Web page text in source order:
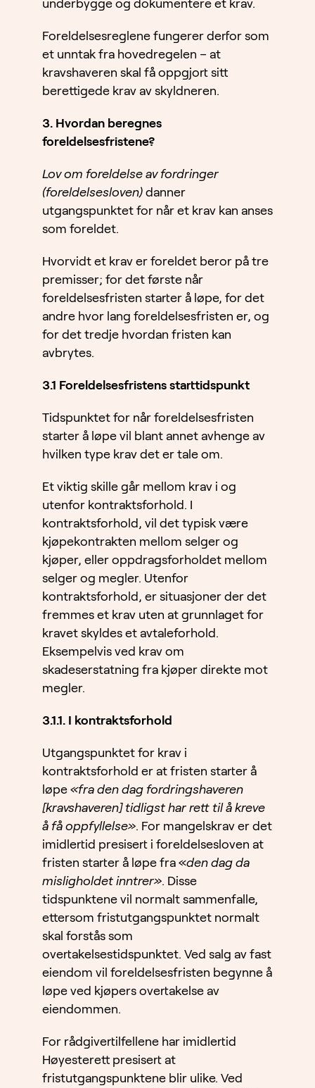
underbygge og dokumentere et krav.
Foreldelsesreglene fungerer derfor som
et unntak fra hovedregelen – at
kravshaveren skal få oppgjort sitt
berettigede krav av skyldneren.
3. Hvordan beregnes
foreldelsesfristene?
Lov om foreldelse av fordringer
(foreldelsesloven) danner
utgangspunktet for når et krav kan anses
som foreldet.
Hvorvidt et krav er foreldet beror på tre
premisser; for det første når
foreldelsesfristen starter å løpe, for det
andre hvor lang foreldelsesfristen er, og
for det tredje hvordan fristen kan
avbrytes.
3.1 Foreldelsesfristens starttidspunkt
Tidspunktet for når foreldelsesfristen
starter å løpe vil blant annet avhenge av
hvilken type krav det er tale om.
Et viktig skille går mellom krav i og
utenfor kontraktsforhold. I
kontraktsforhold, vil det typisk være
kjøpekontrakten mellom selger og
kjøper, eller oppdragsforholdet mellom
selger og megler. Utenfor
kontraktsforhold, er situasjoner der det
fremmes et krav uten at grunnlaget for
kravet skyldes et avtaleforhold.
Eksempelvis ved krav om
skadeserstatning fra kjøper direkte mot
megler.
3.1.1. I kontraktsforhold
Utgangspunktet for krav i
kontraktsforhold er at fristen starter å
løpe «fra den dag fordringshaveren
[kravshaveren] tidligst har rett til å kreve
å få oppfyllelse». For mangelskrav er det
imidlertid presisert i foreldelsesloven at
fristen starter å løpe fra «den dag da
misligholdet inntrer». Disse
tidspunktene vil normalt sammenfalle,
ettersom fristutgangspunktet normalt
skal forstås som
overtakelsestidspunktet. Ved salg av fast
eiendom vil foreldelsesfristen begynne å
løpe ved kjøpers overtakelse av
eiendommen.
For rådgivertilfellene har imidlertid
Høyesterett presisert at
fristutgangspunktene blir ulike. Ved